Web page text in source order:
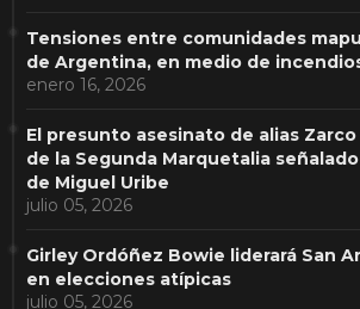
Tensiones entre comunidades
de Argentina, en medio de
enero 16, 2026
El presunto asesinato de alias
de la Segunda Marquetalia
de Miguel Uribe
julio 05, 2026
Girley Ordóñez Bowie liderará San
en elecciones atípicas
julio 05, 2026